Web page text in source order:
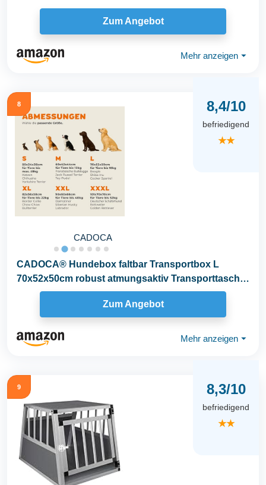
Zum Angebot
Mehr anzeigen ⏷
8
CADOCA
8,4/10
befriedigend
★★
CADOCA® Hundebox faltbar Transportbox L
70x52x50cm robust atmungsaktiv Transporttasche
Auto...
Zum Angebot
Mehr anzeigen ⏷
9 8,3/10
befriedigend
★★